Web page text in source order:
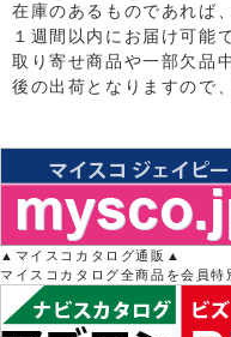
在庫のあるものであれば
１週間以内にお届け可能
取り寄せ商品や一部欠品
後の出荷となりますので
▲マイスコカタログ通販▲
マイスコカタログ全商品を会員特